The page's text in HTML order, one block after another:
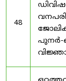
48
പുനർ-